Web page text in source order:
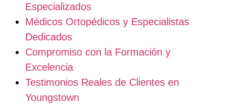
Especializados
Médicos Ortopédicos y Especialistas
Dedicados
Compromiso con la Formación y
Excelencia
Testimonios Reales de Clientes en
Youngstown